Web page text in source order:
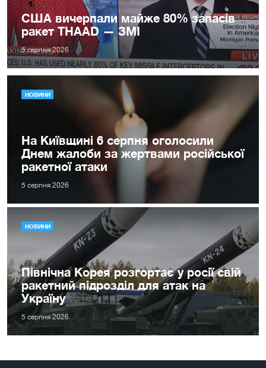
США вичерпали майже 80% запасів
ракет THAAD — ЗМІ
5 серпня 2026
НОВИНИ
На Київщині 6 серпня оголосили
Днем жалоби за жертвами російської
ракетної атаки
5 серпня 2026
НОВИНИ
Північна Корея розгортає у росії свій
ракетний підрозділ для атак на
Україну
5 серпня 2026